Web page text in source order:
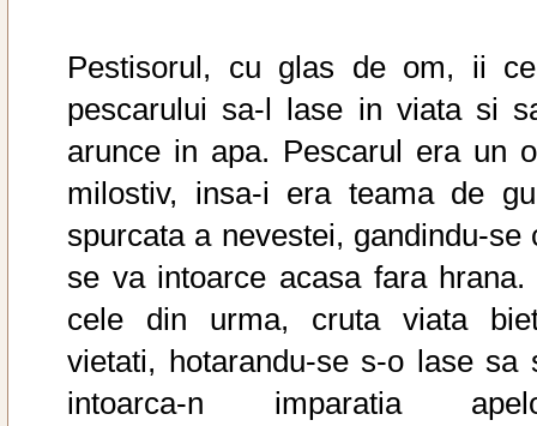
Pestisorul, cu glas de om, ii
pescarului sa-l lase in viata si
arunce in apa. Pescarul era un
milostiv, insa-i era teama de
spurcata a nevestei, gandindu-se
se va intoarce acasa fara hrana.
cele din urma, cruta viata
vietati, hotarandu-se s-o lase sa
intoarca-n imparatia